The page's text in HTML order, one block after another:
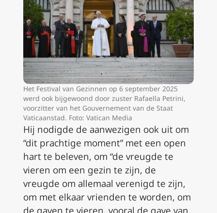
Het Festival van Gezinnen op 6 september 2025
werd ook bijgewoond door zuster Rafaella Petrini,
voorzitter van het Gouvernement van de Staat
Vaticaanstad. Foto: Vatican Media
Hij nodigde de aanwezigen ook uit om
“dit prachtige moment” met een open
hart te beleven, om “de vreugde te
vieren om een gezin te zijn, de
vreugde om allemaal verenigd te zijn,
om met elkaar vrienden te worden, om